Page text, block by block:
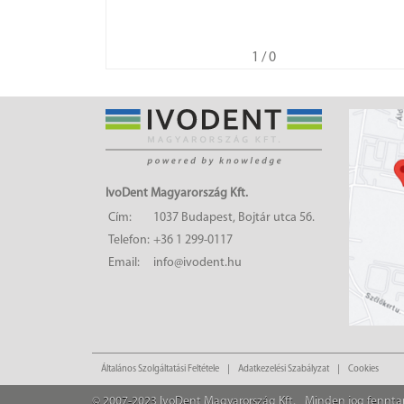
1 / 0
IvoDent Magyarország Kft.
Cím:
1037 Budapest, Bojtár utca 56.
Telefon: +36 1 299-0117
Email:
info@ivodent.hu
Általános Szolgáltatási Feltétele Adatkezelési Szabályzat Cookies